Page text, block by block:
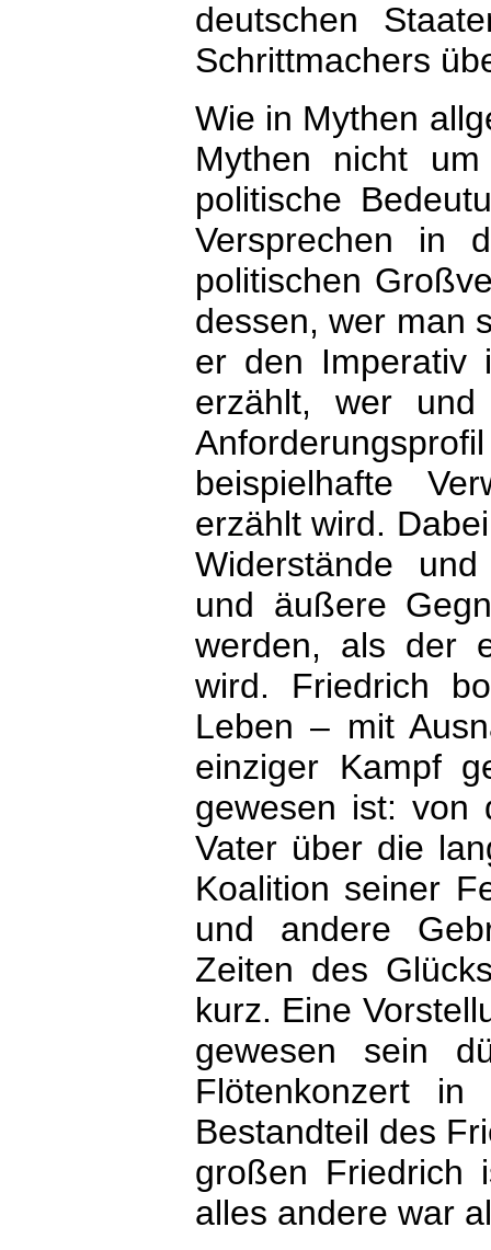
deutschen
Schrittmachers
Wie in Mythen
Mythen nicht
politische
Versprechen in
politischen
dessen, wer man
er den Imperativ
erzählt, wer
beispielhafte
erzählt wird.
Widerstände
und äußere
werden, als der
wird. Friedrich
Leben – mit
einziger Kampf
gewesen ist: von
Vater über die
Koalition seiner
und andere
Zeiten des
kurz. Eine
gewesen sein
Flötenkonzert
Bestandteil des
großen Friedrich
alles andere war